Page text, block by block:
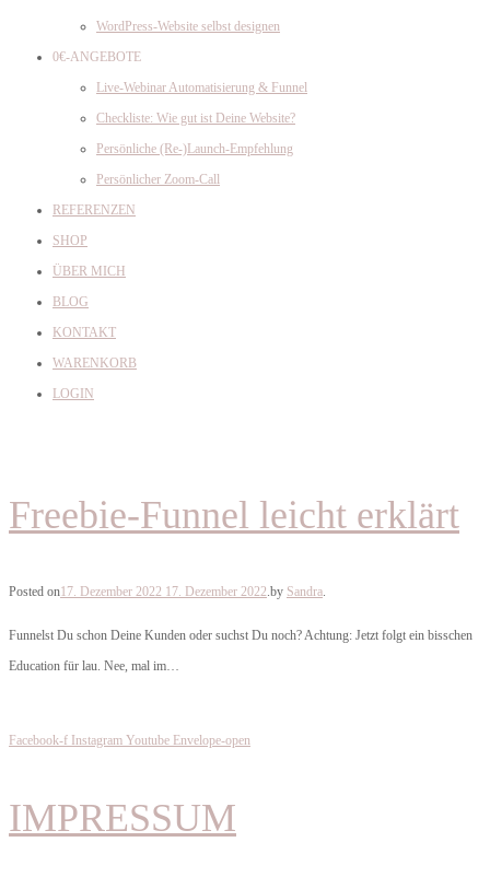
WordPress-Website selbst designen
0€-ANGEBOTE
Live-Webinar Automatisierung & Funnel
Checkliste: Wie gut ist Deine Website?
Persönliche (Re-)Launch-Empfehlung
Persönlicher Zoom-Call
REFERENZEN
SHOP
ÜBER MICH
BLOG
KONTAKT
WARENKORB
LOGIN
Freebie-Funnel leicht erklärt
Posted on17. Dezember 2022 17. Dezember 2022.by Sandra.
Funnelst Du schon Deine Kunden oder suchst Du noch? Achtung: Jetzt folgt ein bisschen
Education für lau. Nee, mal im…
Facebook-f Instagram Youtube Envelope-open
IMPRESSUM